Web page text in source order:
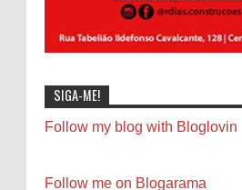
SIGA-ME!
Follow my blog with Bloglovin
Follow me on Blogarama